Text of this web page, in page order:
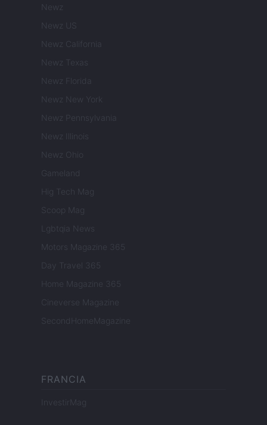
Newz
Newz US
Newz California
Newz Texas
Newz Florida
Newz New York
Newz Pennsylvania
Newz Illinois
Newz Ohio
Gameland
Hig Tech Mag
Scoop Mag
Lgbtqia News
Motors Magazine 365
Day Travel 365
Home Magazine 365
Cineverse Magazine
SecondHomeMagazine
FRANCIA
InvestirMag